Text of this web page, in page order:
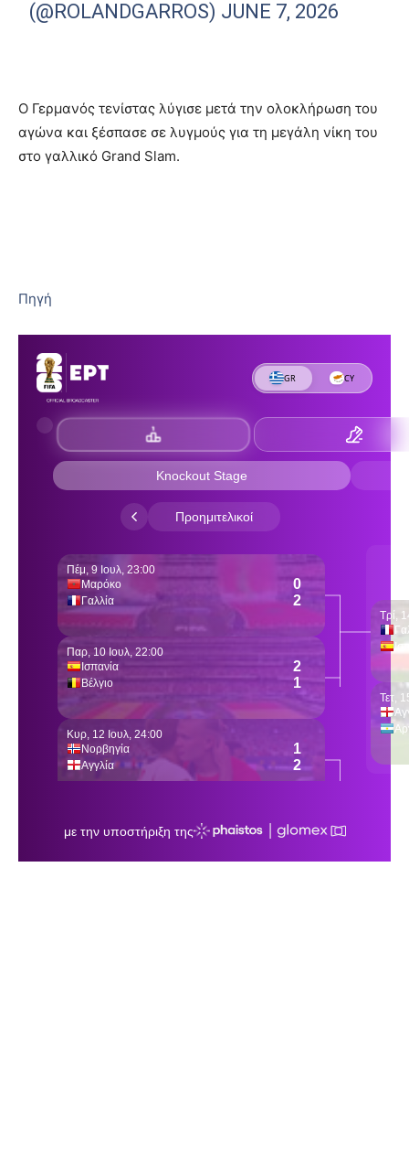
(@ROLANDGARROS) JUNE 7, 2026
Ο Γερμανός τενίστας λύγισε μετά την ολοκλήρωση του
αγώνα και ξέσπασε σε λυγμούς για τη μεγάλη νίκη του
στο γαλλικό Grand Slam.
Πηγή